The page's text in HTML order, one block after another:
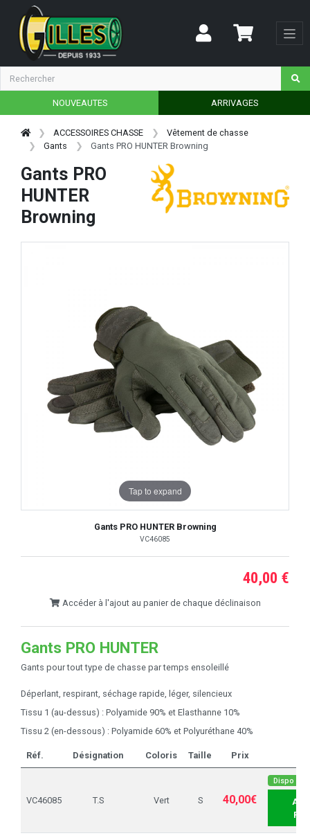
NOUVEAUTES ARRIVAGES
ACCESSOIRES CHASSE
Vêtement de chasse
Gants
Gants PRO HUNTER Browning
Gants PRO
HUNTER
Browning
Tap to expand
Gants PRO HUNTER Browning
VC46085
40,00 €
Accéder à l'ajout au panier de chaque déclinaison
Gants PRO HUNTER
Gants pour tout type de chasse par temps ensoleillé
Déperlant, respirant, séchage rapide, léger, silencieux
Tissu 1 (au-dessus) : Polyamide 90% et Elasthanne 10%
Tissu 2 (en-dessous) : Polyamide 60% et Polyuréthane 40%
Réf. Désignation Coloris Taille Prix
VC46085 T.S Vert S 40,00€
Dispo